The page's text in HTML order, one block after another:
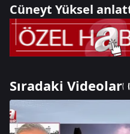
Cüneyt Yüksel
Sıradaki Videolar